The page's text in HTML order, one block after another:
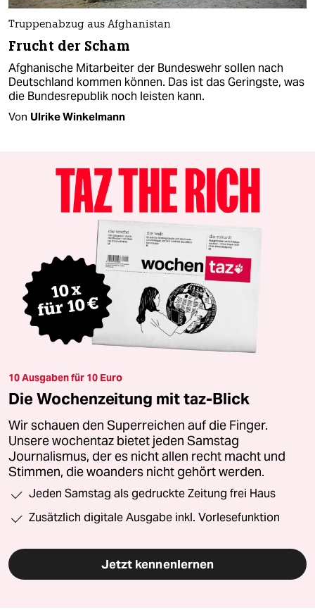
Truppenabzug aus Afghanistan
Frucht der Scham
Afghanische Mitarbeiter der Bundeswehr sollen nach
Deutschland kommen können. Das ist das Geringste, was
die Bundesrepublik noch leisten kann.
Von Ulrike Winkelmann
10 Ausgaben für 10 Euro
Die Wochenzeitung mit taz-Blick
Wir schauen den Superreichen auf die Finger.
Unsere wochentaz bietet jeden Samstag
Journalismus, der es nicht allen recht macht und
Stimmen, die woanders nicht gehört werden.
Jeden Samstag als gedruckte Zeitung frei Haus
Zusätzlich digitale Ausgabe inkl. Vorlesefunktion
Jetzt kennenlernen